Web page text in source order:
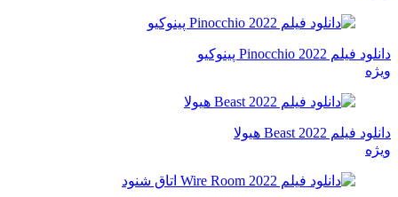
دانلود فیلم Pinocchio 2022 پینوکیو
ویژه
دانلود فیلم Beast 2022 هیولا
ویژه